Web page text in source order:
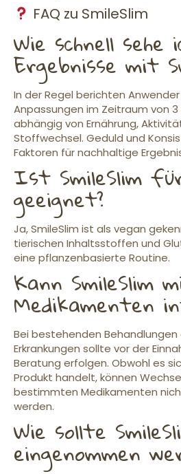
FAQ zu SmileSlim
Wie schnell sehe
Ergebnisse mit
In der Regel berichten
Anpassungen im Zeitraum von 3
abhängig von Ernährung,
Stoffwechsel. Geduld und
Faktoren für nachhaltige
Ist SmileSlim
geeignet?
Ja, SmileSlim ist als vegan
tierischen Inhaltsstoffen und
eine pflanzenbasierte Routine.
Kann SmileSlim
Medikamenten
Bei bestehenden
Erkrankungen sollte vor der
Beratung erfolgen. Obwohl es
Produkt handelt, können
bestimmten Medikamenten
werden.
Wie sollte
eingenommen